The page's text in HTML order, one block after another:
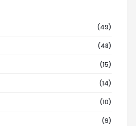
(49)
(48)
(15)
(14)
(10)
(9)